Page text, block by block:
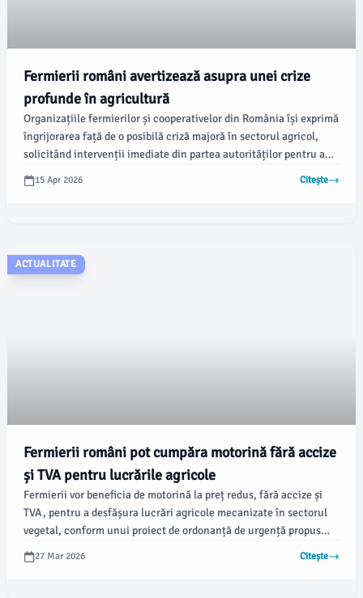
Fermierii români avertizează asupra unei crize
profunde în agricultură
Organizațiile fermierilor și cooperativelor din România își exprimă
îngrijorarea față de o posibilă criză majoră în sectorul agricol,
solicitând intervenții imediate din partea autorităților pentru a
reduce costurile și a asigura accesul la îngrășăminte, energie și
finanțare. Potrivit newsbucuresti.ro, aceste avertizări au fost
15 Apr 2026 Citește
ACTUALITATE
Fermierii români pot cumpăra motorină fără accize
și TVA pentru lucrările agricole
Fermierii vor beneficia de motorină la preț redus, fără accize și
TVA, pentru a desfășura lucrări agricole mecanizate în sectorul
vegetal, conform unui proiect de ordonanță de urgență propus
vineri de Ministerul Agriculturii și Dezvoltării Rurale (MADR).
Măsura vine în contextul creșterii accelerate a prețurilor la
27 Mar 2026 Citește